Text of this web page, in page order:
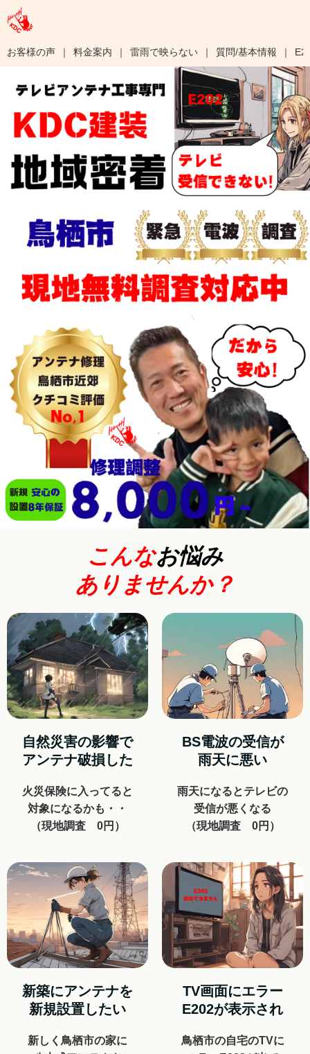
お客様の声 料金案内 雷雨で映らない 質問/基本情報
こんなお悩み
ありませんか？
自然災害の影響で
アンテナ破損した
火災保険に入ってると
対象になるかも・・
（現地調査 0円）
BS電波の受信が
雨天に悪い
雨天になるとテレビの
受信が悪くなる
（現地調査 0円）
新築にアンテナを
新規設置したい
新しく鳥栖市の家に
TV画面にエラー
E202が表示され
鳥栖市の自宅のTVに